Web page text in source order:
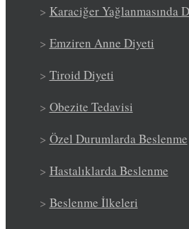
> Karaciğer Yağlanmasında
> Emziren Anne Diyeti
> Tiroid Diyeti
> Obezite Tedavisi
> Özel Durumlarda Beslenme
> Hastalıklarda Beslenme
> Beslenme İlkeleri